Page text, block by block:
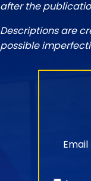
after the
Descriptions are
possible
Email